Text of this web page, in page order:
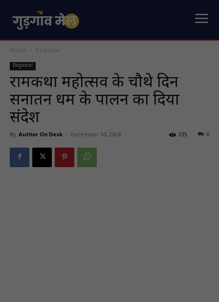
Home Regional
Regional
रामकथा महोत्सव के चौथे दिन
सनातन धर्म के पालन का दिया
संदेश
By Author On Desk - December 30, 2024 0
335